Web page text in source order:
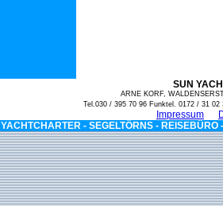
SUN
ARNE KORF,
Tel.030 / 395 70 96 Funktel. 0172 / 31
Impressum
YACHTCHARTER - SEGELTÖRNS -